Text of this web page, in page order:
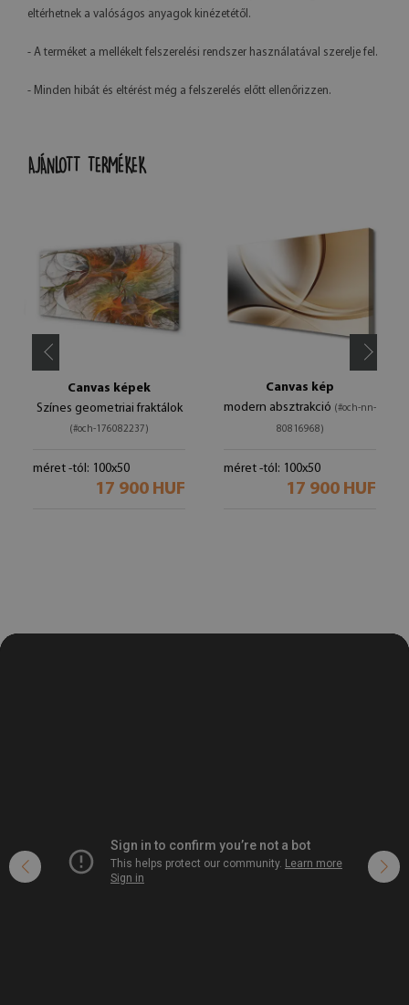
eltérhetnek a valóságos anyagok kinézetétől.
- A terméket a mellékelt felszerelési rendszer használatával szerelje fel.
- Minden hibát és eltérést még a felszerelés előtt ellenőrizzen.
AJÁNLOTT TERMÉKEK
Canvas képek
Színes geometriai fraktálok
(#och-176082237)
méret -tól: 100x50
17 900 HUF
Canvas kép
modern absztrakció (#och-nn-
80816968)
méret -tól: 100x50
17 900 HUF